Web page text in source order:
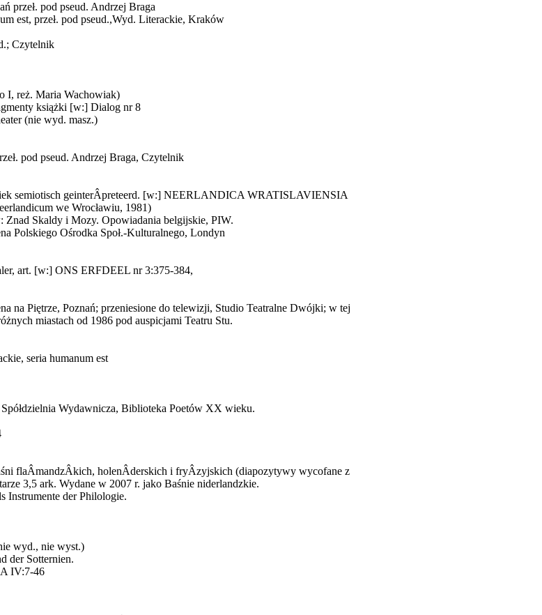
przeł. pod pseud. Andrzej Braga
est, przeł. pod pseud.,Wyd. Literackie, Kraków
Czytelnik
I, reż. Maria Wachowiak)
książki [w:] Dialog nr 8
(nie wyd. masz.)
pod pseud. Andrzej Braga, Czytelnik
semiotisch geinterÂ­preteerd. [w:] NEERLANDICA WRATISLAVIENSIA
we Wrocławiu, 1981)
Znad Skaldy i Mozy. Opowiadania belgijskie, PIW.
Polskiego Ośrodka Społ.-Kulturalnego, Londyn
art. [w:] ONS ERFDEEL nr 3:375-384,
na Piętrze, Poznań; przeniesione do telewizji, Studio Teatralne Dwójki; w tej
miastach od 1986 pod auspicjami Teatru Stu.
seria humanum est
Wydawnicza, Biblioteka Poetów XX wieku.
flaÂ­mandzÂ­kich, holenÂ­derskich i fryÂ­zyjskich (diapozytywy wycofane z
3,5 ark. Wydane w 2007 r. jako Baśnie niderlandzkie.
Instrumente der Philologie.
wyd., nie wyst.)
der Sotternien.
IV:7-46